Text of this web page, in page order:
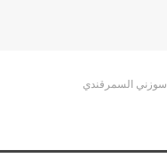
سوزني السمرقندي